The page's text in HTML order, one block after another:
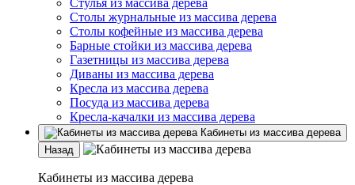
Стулья из массива дерева
Столы журнальные из массива дерева
Столы кофейные из массива дерева
Барные стойки из массива дерева
Газетницы из массива дерева
Диваны из массива дерева
Кресла из массива дерева
Посуда из массива дерева
Кресла-качалки из массива дерева
Кабинеты из массива дерева
Назад
Кабинеты из массива дерева